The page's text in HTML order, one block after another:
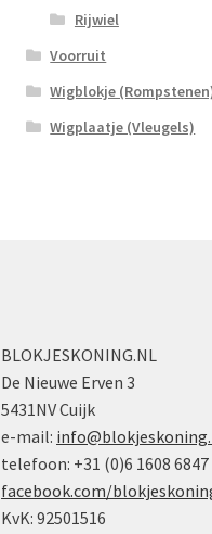
Rijwiel
Voorruit
Wigblokje
Wigplaatje (Vleugels)
BLOKJESKONING.NL
De Nieuwe Erven 3
5431NV Cuijk
e-mail:
telefoon: +31 (0)6 1608 6847
facebook.com/
KvK: 92501516